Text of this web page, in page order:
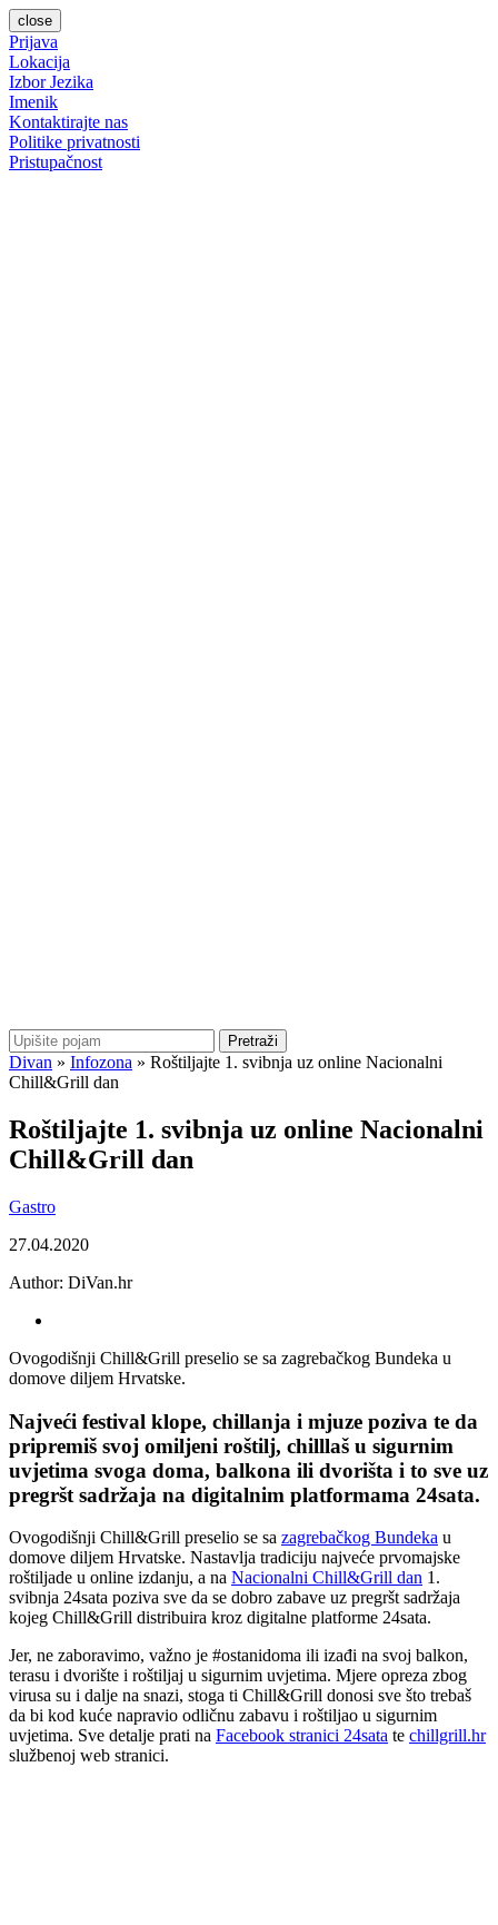
close
Prijava
Lokacija
Izbor Jezika
Imenik
Kontaktirajte nas
Politike privatnosti
Pristupačnost
Pretraži
Divan » Infozona » Roštiljajte 1. svibnja uz online Nacionalni
Chill&Grill dan
Roštiljajte 1. svibnja uz online Nacionalni
Chill&Grill dan
Gastro
27.04.2020
Author: DiVan.hr
Ovogodišnji Chill&Grill preselio se sa zagrebačkog Bundeka u
domove diljem Hrvatske.
Najveći festival klope, chillanja i mjuze poziva te da
pripremiš svoj omiljeni roštilj, chilllaš u sigurnim
uvjetima svoga doma, balkona ili dvorišta i to sve uz
pregršt sadržaja na digitalnim platformama 24sata.
Ovogodišnji Chill&Grill preselio se sa zagrebačkog Bundeka u
domove diljem Hrvatske. Nastavlja tradiciju najveće prvomajske
roštiljade u online izdanju, a na Nacionalni Chill&Grill dan 1.
svibnja 24sata poziva sve da se dobro zabave uz pregršt sadržaja
kojeg Chill&Grill distribuira kroz digitalne platforme 24sata.
Jer, ne zaboravimo, važno je #ostanidoma ili izađi na svoj balkon,
terasu i dvorište i roštiljaj u sigurnim uvjetima. Mjere opreza zbog
virusa su i dalje na snazi, stoga ti Chill&Grill donosi sve što trebaš
da bi kod kuće napravio odličnu zabavu i roštiljao u sigurnim
uvjetima. Sve detalje prati na Facebook stranici 24sata te chillgrill.hr
službenoj web stranici.